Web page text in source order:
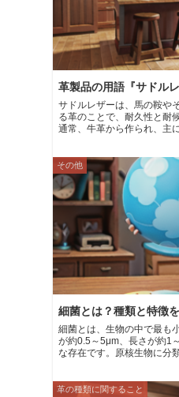
革製品の用語『サドル
サドルレザーは、馬の鞍や
る革のことで、耐久性と耐
通常、牛革から作られ、主
ています。このプロセスに
耐久性が生まれます。サド
ら、ブーツ、バッグ、財布
れています。 サドルレザーは、その丈夫さと耐久性で
知られており、何年もの使
す。また、サドルレザーは
多くの革製品愛好家に人気
製品は、お手入れをすれば
継ぐことができます。
その他
細菌とは？種類と特徴
細菌とは、生物の中で最も
が約0.5～5μm、長さが約1
な存在です。原核生物に分
トコンドリアなどの細胞小
細胞壁は、ペプチドグリカ
おり、これが細菌の形を維
革の種類に関すること